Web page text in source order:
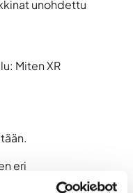
unohdettu
Miten XR
eri